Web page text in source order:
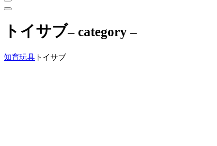
トイサブ– category –
知育玩具 トイサブ